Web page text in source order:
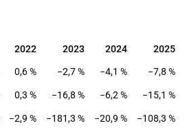
2022 2023 2024 2025
2022 2023 2024 2025
0,6 % −2,7 % −4,1 % −7,8 %
0,3 % −16,8 % −6,2 % −15,1 %
−2,9 % −181,3 % −20,9 % −108,3 %